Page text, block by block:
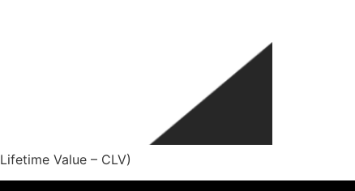
Value – CLV)